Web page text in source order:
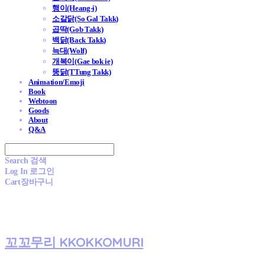
행이(Heang-i)
소갈닭(So Gal Takk)
곱딱(Gob Takk)
백닭(Back Takk)
늑대(Wolf)
개복이(Gae bok ie)
뚱닭(TTung Takk)
Animation/Emoji
Book
Webtoon
Goods
About
Q&A
Search 검색
Log In 로그인
Cart장바구니
꼬꼬무리 KKOKKOMURI